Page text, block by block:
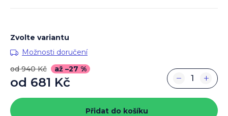
Zvolte variantu
Možnosti doručení
od 940 Kč
až –27 %
od 681 Kč
cena:
+
−
Přidat do košíku